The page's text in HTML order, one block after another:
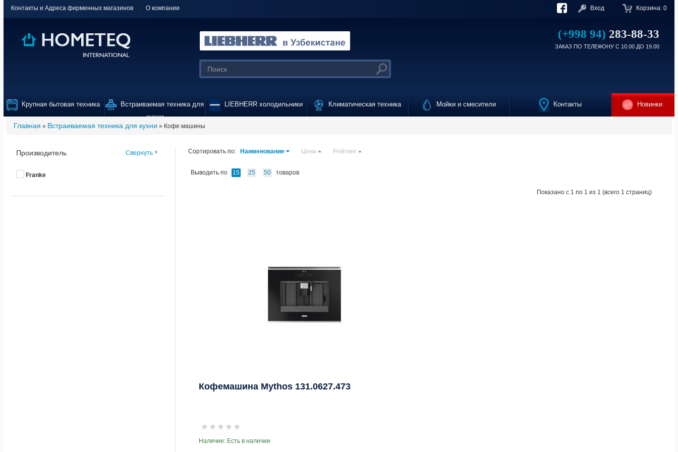
Контакты и Адреса фирменных магазинов О компании Вход Корзина: 0
(+998 94) 283-88-33
ЗАКАЗ ПО ТЕЛЕФОНУ С 10.00 ДО 19.00
Крупная бытовая техника
Встраиваемая техника для
кухни
LIEBHERR холодильники Климатическая техника Мойки и смесители Контакты Новинки
Главная » Встраиваемая техника для кухни » Кофе машины
Сортировать по: Наименование Цена Рейтинг
Выводить по 15 25 50 товаров
Показано с 1 по 1 из 1 (всего 1 страниц)
Кофемашина Mythos 131.0627.473
Наличие: Есть в наличии
Производитель Свернуть
Franke